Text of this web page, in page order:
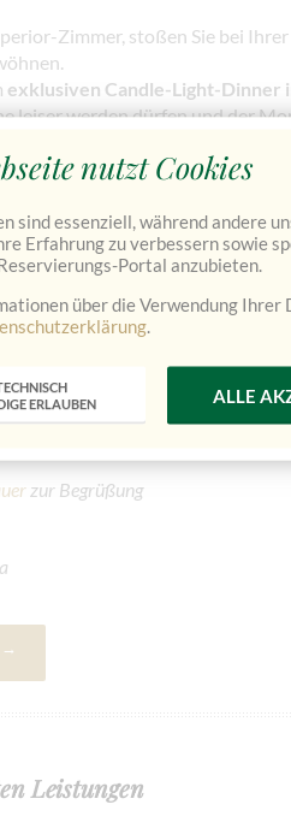
Zimmer, stoßen Sie bei
exklusiven Candle-Light-Dinner
leiser werden dürfen und der
und genießen möchten.
und ist
zur Begrüßung
→
Leistungen
nutzt Cookies
sind essenziell, während andere
Erfahrung zu verbessern sowie
Portal anzubieten.
über die Verwendung Ihrer
ERLAUBEN
ALLE